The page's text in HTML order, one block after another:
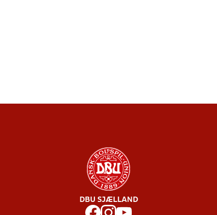
DBU SJÆLLAND